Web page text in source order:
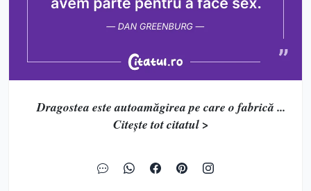
Dragostea este autoamăgirea pe care o fabrică ...
Citește tot citatul >